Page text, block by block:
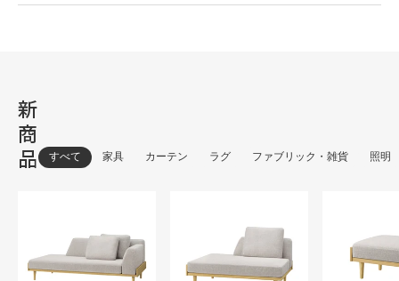
新
商
品
すべて 家具 カーテン ラグ ファブリック・雑貨 照明